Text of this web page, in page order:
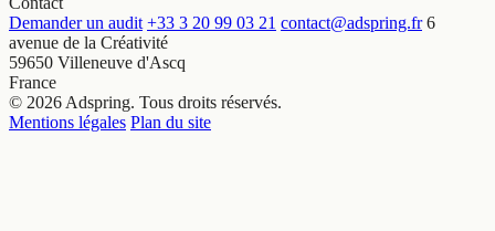
Demander un audit +33 3 20 99 03 21 contact@adspring.fr 6
avenue de la Créativité
59650 Villeneuve d'Ascq
France
© 2026 Adspring. Tous droits réservés.
Mentions légales Plan du site